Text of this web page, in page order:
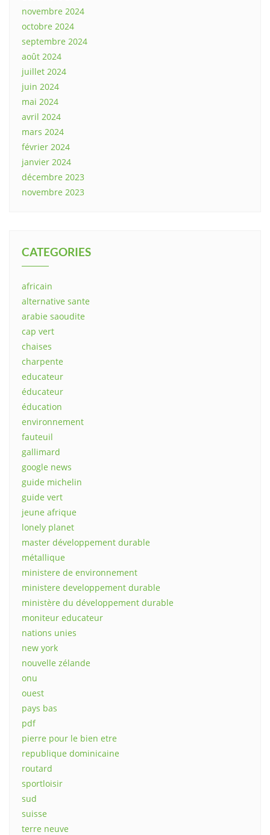
novembre 2024
octobre 2024
septembre 2024
août 2024
juillet 2024
juin 2024
mai 2024
avril 2024
mars 2024
février 2024
janvier 2024
décembre 2023
novembre 2023
CATEGORIES
africain
alternative sante
arabie saoudite
cap vert
chaises
charpente
educateur
éducateur
éducation
environnement
fauteuil
gallimard
google news
guide michelin
guide vert
jeune afrique
lonely planet
master développement durable
métallique
ministere de environnement
ministere developpement durable
ministère du développement durable
moniteur educateur
nations unies
new york
nouvelle zélande
onu
ouest
pays bas
pdf
pierre pour le bien etre
republique dominicaine
routard
sportloisir
sud
suisse
terre neuve